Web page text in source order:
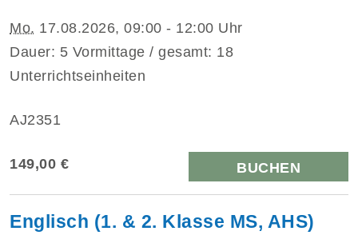
Mo. 17.08.2026, 09:00 - 12:00 Uhr
Dauer: 5 Vormittage / gesamt: 18
Unterrichtseinheiten
AJ2351
149,00 € BUCHEN
Englisch (1. & 2. Klasse MS, AHS)